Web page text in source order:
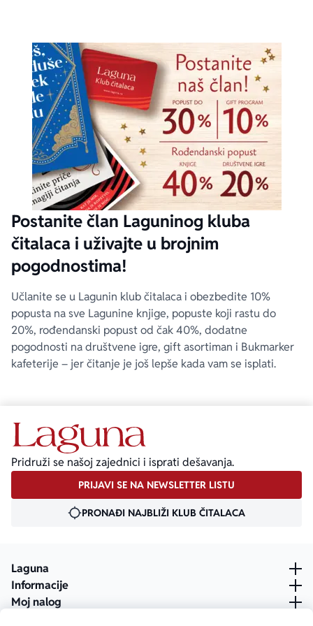
Postanite član Laguninog kluba
čitalaca i uživajte u brojnim
pogodnostima!
Učlanite se u Lagunin klub čitalaca i obezbedite 10%
popusta na sve Lagunine knjige, popuste koji rastu do
20%, rođendanski popust od čak 40%, dodatne
pogodnosti na društvene igre, gift asortiman i Bukmarker
kafeterije – jer čitanje je još lepše kada vam se isplati.
Pridruži se našoj zajednici i isprati dešavanja.
PRIJAVI SE NA NEWSLETTER LISTU
PRONAĐI NAJBLIŽI KLUB ČITALACA
Laguna
Informacije
Moj nalog